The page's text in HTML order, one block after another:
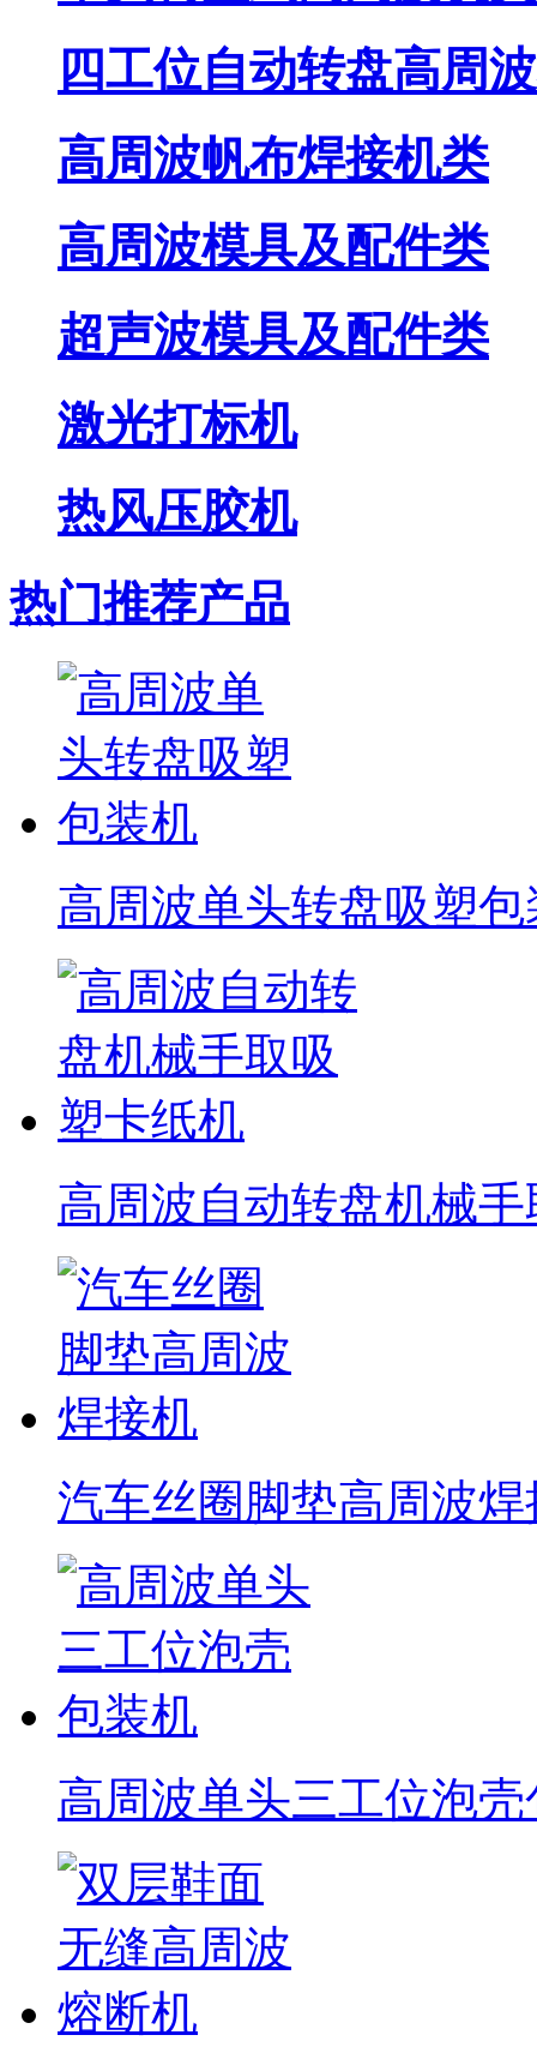
四工位自动转盘高周
高周波帆布焊接机类
高周波模具及配件类
超声波模具及配件类
激光打标机
热风压胶机
热门推荐产品
高周波单头转盘吸塑包
高周波自动转盘机械
汽车丝圈脚垫高周波焊
高周波单头三工位泡